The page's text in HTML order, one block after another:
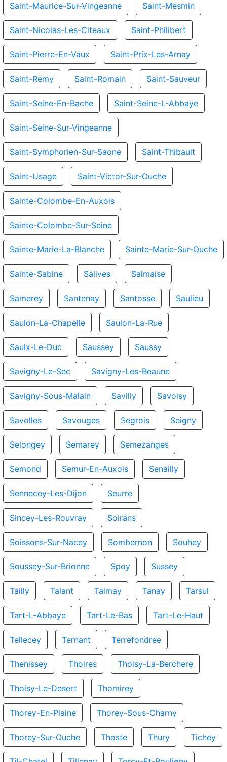
Saint-Maurice-Sur-Vingeanne Saint-Mesmin
Saint-Nicolas-Les-Citeaux Saint-Philibert
Saint-Pierre-En-Vaux Saint-Prix-Les-Arnay
Saint-Remy Saint-Romain Saint-Sauveur
Saint-Seine-En-Bache Saint-Seine-L-Abbaye
Saint-Seine-Sur-Vingeanne
Saint-Symphorien-Sur-Saone Saint-Thibault
Saint-Usage Saint-Victor-Sur-Ouche
Sainte-Colombe-En-Auxois
Sainte-Colombe-Sur-Seine
Sainte-Marie-La-Blanche Sainte-Marie-Sur-Ouche
Sainte-Sabine Salives Salmaise
Samerey Santenay Santosse Saulieu
Saulon-La-Chapelle Saulon-La-Rue
Saulx-Le-Duc Saussey Saussy
Savigny-Le-Sec Savigny-Les-Beaune
Savigny-Sous-Malain Savilly Savoisy
Savolles Savouges Segrois Seigny
Selongey Semarey Semezanges
Semond Semur-En-Auxois Senailly
Sennecey-Les-Dijon Seurre
Sincey-Les-Rouvray Soirans
Soissons-Sur-Nacey Sombernon Souhey
Soussey-Sur-Brionne Spoy Sussey
Tailly Talant Talmay Tanay Tarsul
Tart-L-Abbaye Tart-Le-Bas Tart-Le-Haut
Tellecey Ternant Terrefondree
Thenissey Thoires Thoisy-La-Berchere
Thoisy-Le-Desert Thomirey
Thorey-En-Plaine Thorey-Sous-Charny
Thorey-Sur-Ouche Thoste Thury Tichey